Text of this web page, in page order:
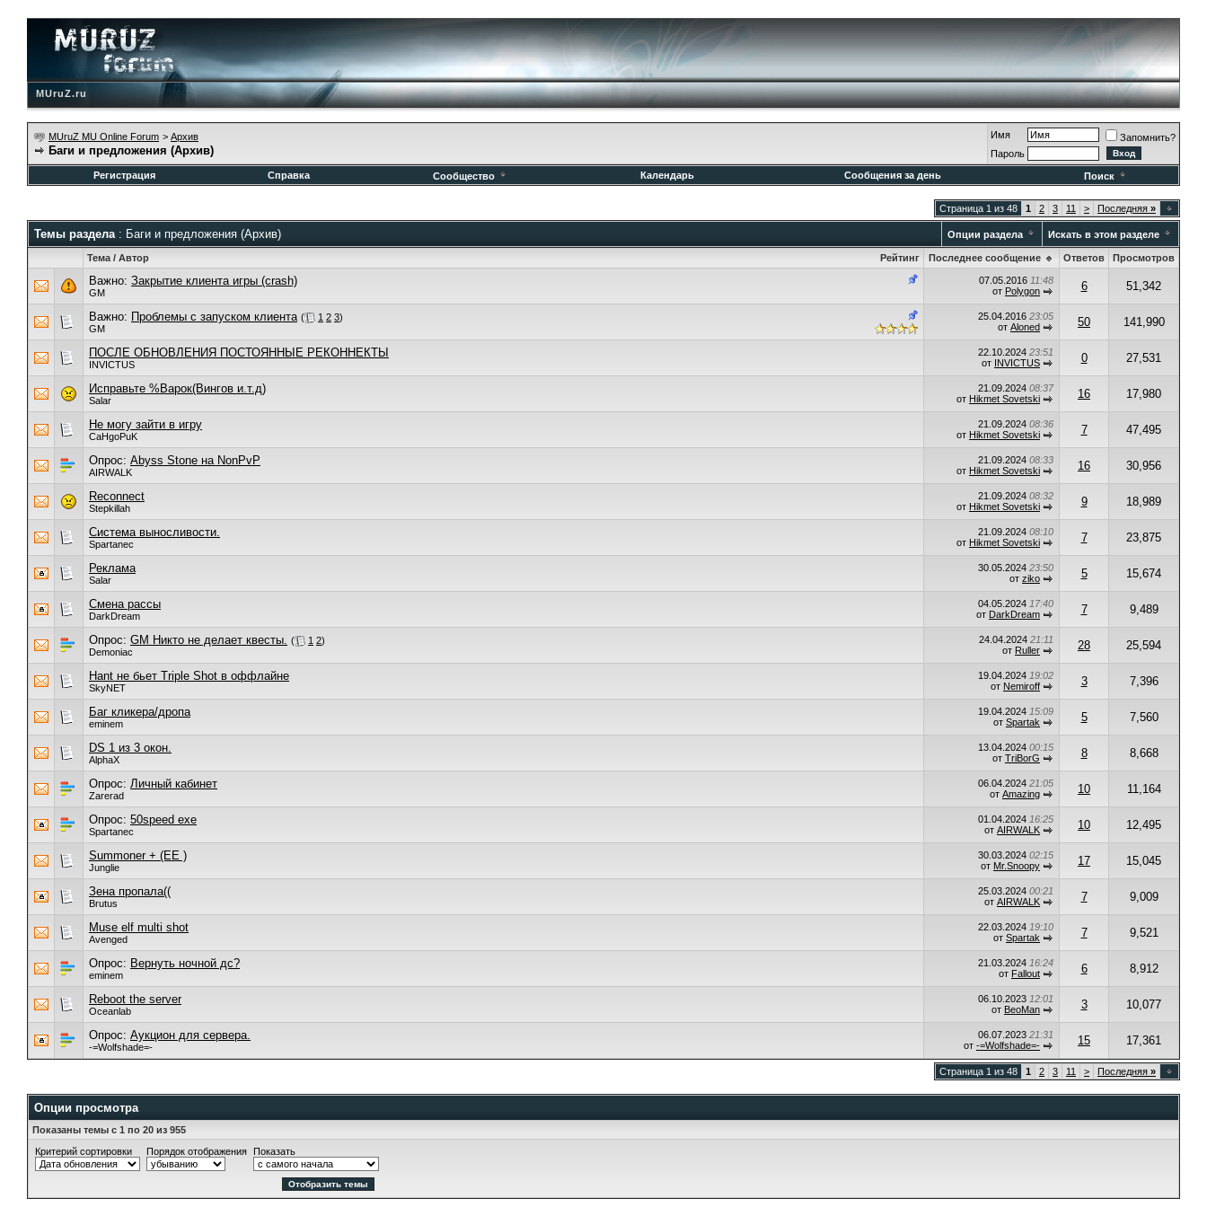
MUruZ.ru
MUruZ MU Online Forum > Архив
Баги и предложения (Архив)
Имя
Запомнить?
Пароль
Регистрация
Справка Сообщество Календарь Сообщения за день Поиск
Страница 1 из 48 1 2 3 11 > Последняя »
Темы раздела: Баги и предложения (Архив) Опции раздела Искать в этом разделе
Рейтинг
Тема / Автор Последнее сообщение Ответов Просмотров
Важно: Закрытие клиента игры (crash)
GM
07.05.2016 11:48
от Polygon 6 51,342
Важно: Проблемы с запуском клиента ( 1 2 3)
GM
25.04.2016 23:05
от Aloned 50 141,990
ПОСЛЕ ОБНОВЛЕНИЯ ПОСТОЯННЫЕ РЕКОННЕКТЫ
INVICTUS
22.10.2024 23:51
от INVICTUS 0 27,531
Исправьте %Варок(Вингов и.т.д)
Salar
21.09.2024 08:37
от Hikmet Sovetski 16 17,980
Не могу зайти в игру
CaHgoPuK
21.09.2024 08:36
от Hikmet Sovetski 7 47,495
Опрос: Abyss Stone на NonPvP
AIRWALK
21.09.2024 08:33
от Hikmet Sovetski 16 30,956
Reconnect
Stepkillah
21.09.2024 08:32
от Hikmet Sovetski 9 18,989
Система выносливости.
Spartanec
21.09.2024 08:10
от Hikmet Sovetski 7 23,875
Реклама
Salar
30.05.2024 23:50
от ziko 5 15,674
Смена рассы
DarkDream
04.05.2024 17:40
от DarkDream 7 9,489
Опрос: GM Никто не делает квесты. ( 1 2)
Demoniac
24.04.2024 21:11
от Ruller 28 25,594
Hant не бьет Triple Shot в оффлайне
SkyNET
19.04.2024 19:02
от Nemiroff 3 7,396
Баг кликера/дропа
eminem
19.04.2024 15:09
от Spartak 5 7,560
DS 1 из 3 окон.
AlphaX
13.04.2024 00:15
от TriBorG 8 8,668
Опрос: Личный кабинет
Zarerad
06.04.2024 21:05
от Amazing 10 11,164
Опрос: 50speed exe
Spartanec
01.04.2024 16:25
от AIRWALK 10 12,495
Summoner + (EE )
Junglie
30.03.2024 02:15
от Mr.Snoopy 17 15,045
Зена пропала((
Brutus
25.03.2024 00:21
от AIRWALK 7 9,009
Muse elf multi shot
Avenged
22.03.2024 19:10
от Spartak 7 9,521
Опрос: Вернуть ночной дс?
eminem
21.03.2024 16:24
от Fallout 6 8,912
Reboot the server
Oceanlab
06.10.2023 12:01
от BeoMan 3 10,077
Опрос: Аукцион для сервера.
-=Wolfshade=-
06.07.2023 21:31
от -=Wolfshade=- 15 17,361
Страница 1 из 48 1 2 3 11 > Последняя »
Опции просмотра
Показаны темы с 1 по 20 из 955
Критерий сортировки
Порядок отображения Показать